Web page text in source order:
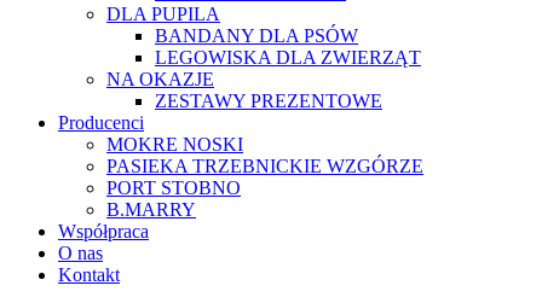
DLA PUPILA
BANDANY DLA PSÓW
LEGOWISKA DLA ZWIERZĄT
NA OKAZJE
ZESTAWY PREZENTOWE
Producenci
MOKRE NOSKI
PASIEKA TRZEBNICKIE WZGÓRZE
PORT STOBNO
B.MARRY
Współpraca
O nas
Kontakt